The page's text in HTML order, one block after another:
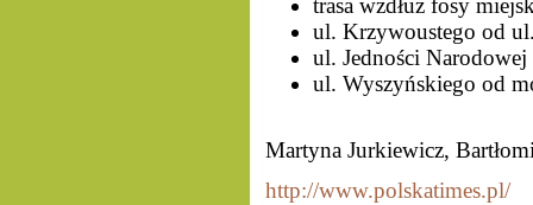
trasa wzdłuż fosy
ul. Krzywoustego od
ul. Jedności
ul. Wyszyńskiego od
Martyna Jurkiewicz,
http://www.polskatimes.pl/